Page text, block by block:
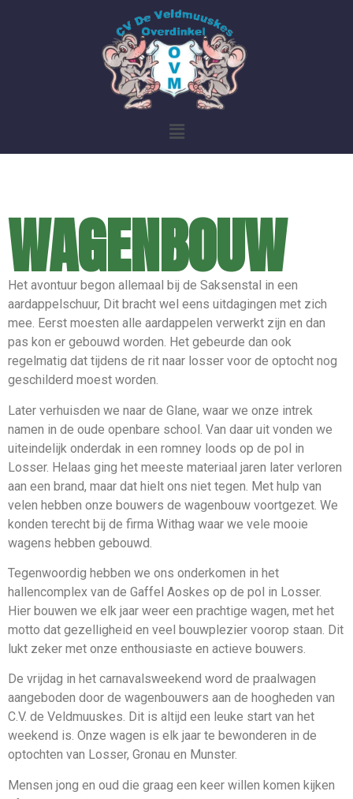
WAGENBOUW
Het avontuur begon allemaal bij de Saksenstal in een
aardappelschuur, Dit bracht wel eens uitdagingen met zich
mee. Eerst moesten alle aardappelen verwerkt zijn en dan
pas kon er gebouwd worden. Het gebeurde dan ook
regelmatig dat tijdens de rit naar losser voor de optocht nog
geschilderd moest worden.
Later verhuisden we naar de Glane, waar we onze intrek
namen in de oude openbare school. Van daar uit vonden we
uiteindelijk onderdak in een romney loods op de pol in
Losser. Helaas ging het meeste materiaal jaren later verloren
aan een brand, maar dat hielt ons niet tegen. Met hulp van
velen hebben onze bouwers de wagenbouw voortgezet. We
konden terecht bij de firma Withag waar we vele mooie
wagens hebben gebouwd.
Tegenwoordig hebben we ons onderkomen in het
hallencomplex van de Gaffel Aoskes op de pol in Losser.
Hier bouwen we elk jaar weer een prachtige wagen, met het
motto dat gezelligheid en veel bouwplezier voorop staan. Dit
lukt zeker met onze enthousiaste en actieve bouwers.
De vrijdag in het carnavalsweekend word de praalwagen
aangeboden door de wagenbouwers aan de hoogheden van
C.V. de Veldmuuskes. Dit is altijd een leuke start van het
weekend is. Onze wagen is elk jaar te bewonderen in de
optochten van Losser, Gronau en Munster.
Mensen jong en oud die graag een keer willen komen kijken